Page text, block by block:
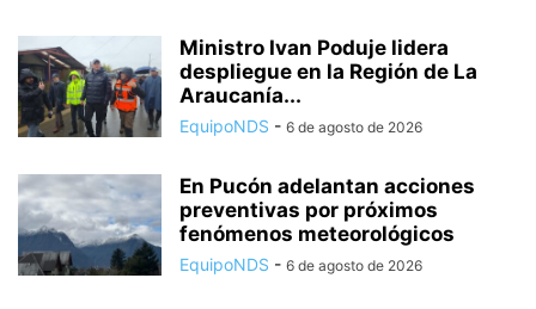
Ministro Ivan Poduje lidera
despliegue en la Región de La
Araucanía...
EquipoNDS - 6 de agosto de 2026
En Pucón adelantan acciones
preventivas por próximos
fenómenos meteorológicos
EquipoNDS - 6 de agosto de 2026